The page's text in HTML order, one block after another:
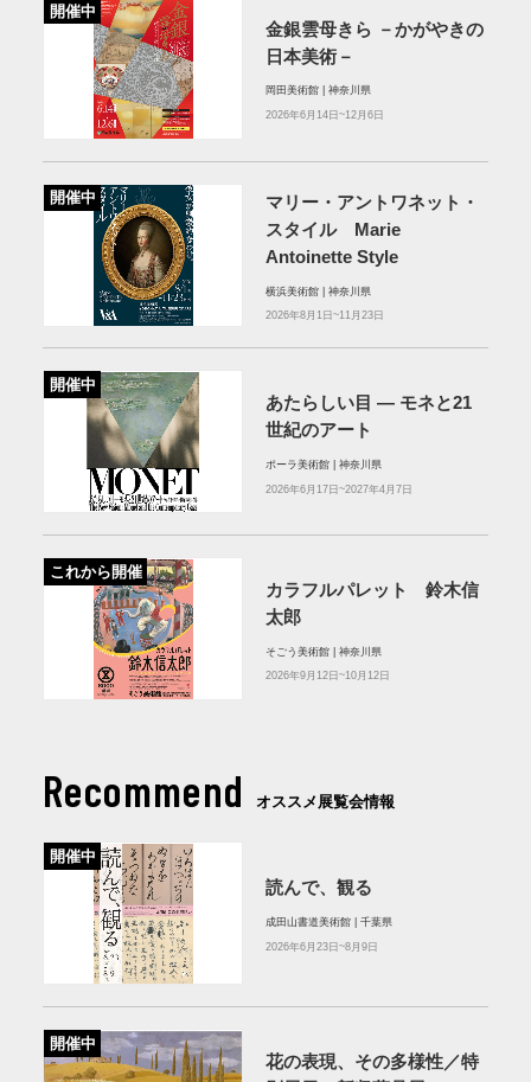
開催中
金銀雲母きら －かがやきの
日本美術－
岡田美術館 | 神奈川県
2026年6月14日~12月6日
開催中
マリー・アントワネット・
スタイル Marie
Antoinette Style
横浜美術館 | 神奈川県
2026年8月1日~11月23日
開催中
あたらしい目 ― モネと21
世紀のアート
ポーラ美術館 | 神奈川県
2026年6月17日~2027年4月7日
これから開催
カラフルパレット 鈴木信
太郎
そごう美術館 | 神奈川県
2026年9月12日~10月12日
Recommend オススメ展覧会情報
開催中
読んで、観る
成田山書道美術館 | 千葉県
2026年6月23日~8月9日
開催中
花の表現、その多様性／特